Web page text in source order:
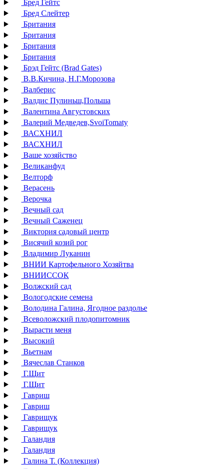
Бред Гейтс
Бред Слейтер
Британия
Британия
Британия
Британия
Брэд Гейтс (Brad Gates)
В.В.Кичина, Н.Г.Морозова
Валберис
Валдис Пулиньш,Польша
Валентина Августовских
Валерий Медведев,SvoiTomaty
ВАСХНИЛ
ВАСХНИЛ
Ваше хозяйство
Великанфуд
Велторф
Верасень
Верочка
Вечный сад
Вечный Саженец
Виктория садовый центр
Висячий козий рог
Владимир Луканин
ВНИИ Картофельного Хозяйтва
ВНИИССОК
Волжский сад
Вологодские семена
Володина Галина, Ягодное раздолье
Всеволожский плодопитомник
Вырасти меня
Высокий
Вьетнам
Вячеслав Станков
Г.Щит
Г.Щит
Гавриш
Гавриш
Гаврищук
Гаврищук
Галандия
Галандия
Галина Т. (Коллекция)